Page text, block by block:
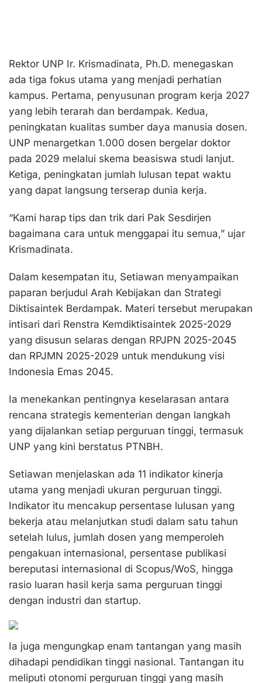
Rektor UNP Ir. Krismadinata, Ph.D. menegaskan
ada tiga fokus utama yang menjadi perhatian
kampus. Pertama, penyusunan program kerja 2027
yang lebih terarah dan berdampak. Kedua,
peningkatan kualitas sumber daya manusia dosen.
UNP menargetkan 1.000 dosen bergelar doktor
pada 2029 melalui skema beasiswa studi lanjut.
Ketiga, peningkatan jumlah lulusan tepat waktu
yang dapat langsung terserap dunia kerja.
“Kami harap tips dan trik dari Pak Sesdirjen
bagaimana cara untuk menggapai itu semua,” ujar
Krismadinata.
Dalam kesempatan itu, Setiawan menyampaikan
paparan berjudul Arah Kebijakan dan Strategi
Diktisaintek Berdampak. Materi tersebut merupakan
intisari dari Renstra Kemdiktisaintek 2025-2029
yang disusun selaras dengan RPJPN 2025-2045
dan RPJMN 2025-2029 untuk mendukung visi
Indonesia Emas 2045.
Ia menekankan pentingnya keselarasan antara
rencana strategis kementerian dengan langkah
yang dijalankan setiap perguruan tinggi, termasuk
UNP yang kini berstatus PTNBH.
Setiawan menjelaskan ada 11 indikator kinerja
utama yang menjadi ukuran perguruan tinggi.
Indikator itu mencakup persentase lulusan yang
bekerja atau melanjutkan studi dalam satu tahun
setelah lulus, jumlah dosen yang memperoleh
pengakuan internasional, persentase publikasi
bereputasi internasional di Scopus/WoS, hingga
rasio luaran hasil kerja sama perguruan tinggi
dengan industri dan startup.
Ia juga mengungkap enam tantangan yang masih
dihadapi pendidikan tinggi nasional. Tantangan itu
meliputi otonomi perguruan tinggi yang masih